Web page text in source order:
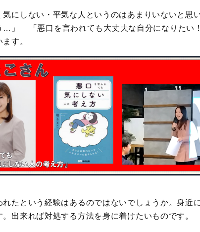
気にしない・平気な人というのはあまりいないと思
…」 「悪口を言われても大丈夫な自分になりたい
す。
たという経験はあるのではないでしょうか。身近
出来れば対処する方法を身に着けたいものです。